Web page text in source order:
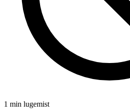
1 min lugemist